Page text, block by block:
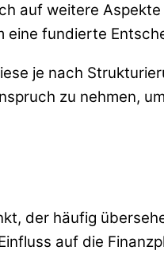
auf weitere
eine fundierte
je nach
zu nehmen,
der häufig
auf die